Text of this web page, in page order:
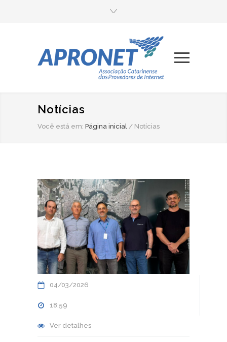
Notícias
Você está em: Página inicial / Notícias
04/03/2026
18:59
Ver detalhes